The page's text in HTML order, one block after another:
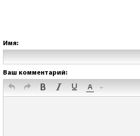
Имя:
Ваш комментарий: